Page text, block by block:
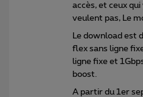
accès, et ceux
veulent pas, Le
Le download est
flex sans ligne
ligne fixe et
boost.
A partir du 1er